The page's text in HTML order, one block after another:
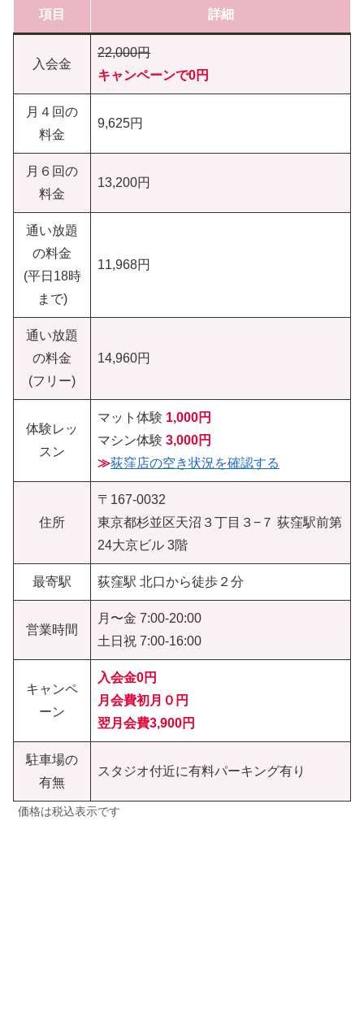
項目 詳細
入会金
22,000円
キャンペーンで0円
月４回の
料金
9,625円
月６回の
料金
13,200円
通い放題
の料金
(平日18時
まで)
11,968円
通い放題
の料金
(フリー)
14,960円
体験レッ
スン
マット体験 1,000円
マシン体験 3,000円
≫荻窪店の空き状況を確認する
住所
〒167-0032
東京都杉並区天沼３丁目３−７ 荻窪駅前第
24大京ビル 3階
最寄駅 荻窪駅 北口から徒歩２分
営業時間
月〜金 7:00-20:00
土日祝 7:00-16:00
キャンペ
ーン
入会金0円
月会費初月０円
翌月会費3,900円
駐車場の
有無
スタジオ付近に有料パーキング有り
価格は税込表示です